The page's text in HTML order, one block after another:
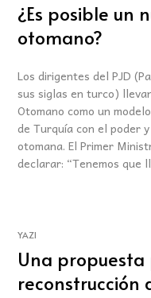
¿Es posible un
otomano?
Los dirigentes del PJD
sus siglas en turco)
Otomano como un
de Turquía con el poder
otomana. El Primer
declarar: “Tenemos que
YAZI
Una
reconstrucción